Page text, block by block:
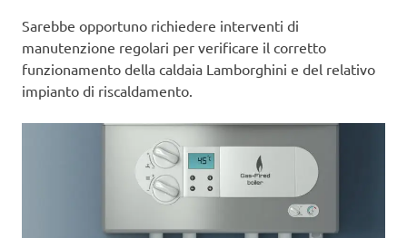
Sarebbe opportuno richiedere interventi di
manutenzione regolari per verificare il corretto
funzionamento della caldaia Lamborghini e del relativo
impianto di riscaldamento.